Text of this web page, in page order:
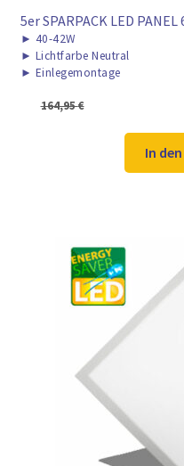
5er SPARPACK LED
► 40-42W
► Lichtfarbe Neutral
► Einlegemontage
164,95€
In